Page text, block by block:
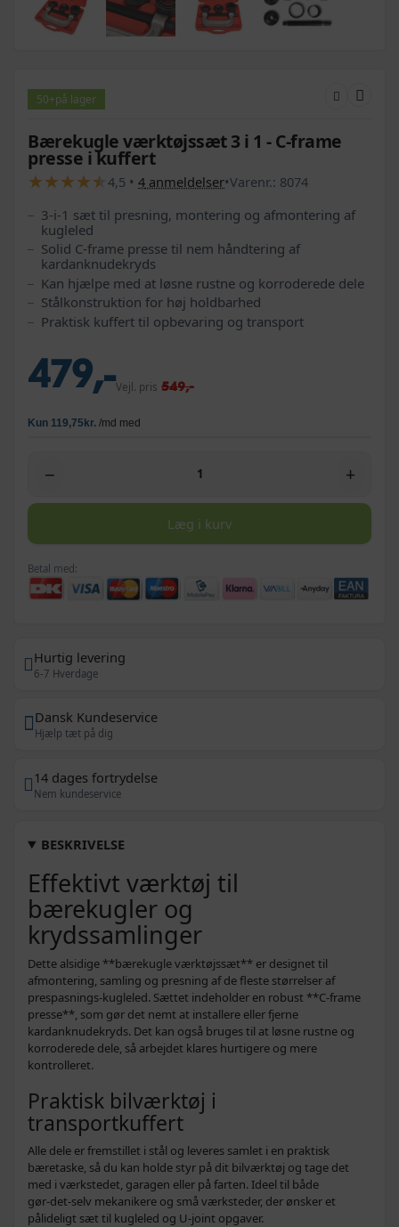
50+på lager
Bærekugle værktøjssæt 3 i 1 - C-frame
presse i kuffert
★
★★
★★
★★
★★
★ 4,5 • 4 anmeldelser•Varenr.: 8074
3‑i‑1 sæt til presning, montering og afmontering af
kugleled
Solid C‑frame presse til nem håndtering af
kardanknudekryds
Kan hjælpe med at løsne rustne og korroderede dele
Stålkonstruktion for høj holdbarhed
Praktisk kuffert til opbevaring og transport
479,-Vejl. pris 549,-
− +
Læg i kurv
Betal med:
Hurtig levering
6-7 Hverdage
Dansk Kundeservice
Hjælp tæt på dig
14 dages fortrydelse
Nem kundeservice
BESKRIVELSE
Effektivt værktøj til
bærekugler og
krydssamlinger
Dette alsidige **bærekugle værktøjssæt** er designet til
afmontering, samling og presning af de fleste størrelser af
prespasnings-kugleled. Sættet indeholder en robust **C-frame
presse**, som gør det nemt at installere eller fjerne
kardanknudekryds. Det kan også bruges til at løsne rustne og
korroderede dele, så arbejdet klares hurtigere og mere
kontrolleret.
Praktisk bilværktøj i
transportkuffert
Alle dele er fremstillet i stål og leveres samlet i en praktisk
bæretaske, så du kan holde styr på dit bilværktøj og tage det
med i værkstedet, garagen eller på farten. Ideel til både
gør‑det‑selv mekanikere og små værksteder, der ønsker et
pålideligt sæt til kugleled og U‑joint opgaver.